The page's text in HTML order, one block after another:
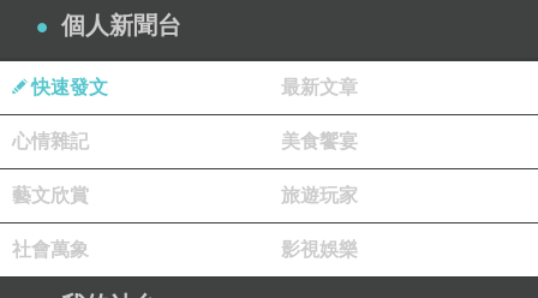
個人新聞台
快速發文 最新文章
心情雜記 美食饗宴
藝文欣賞 旅遊玩家
社會萬象 影視娛樂